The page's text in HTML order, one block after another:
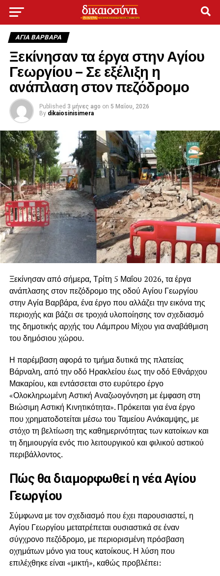
ΑΓΙΑ ΒΑΡΒΑΡΑ
Ξεκίνησαν τα έργα στην Αγίου
Γεωργίου – Σε εξέλιξη η
ανάπλαση στον πεζόδρομο
Published 3 μήνες ago on 5 Μαΐου, 2026
By dikaiosinisimera
Ξεκίνησαν από σήμερα, Τρίτη 5 Μαΐου 2026, τα έργα
ανάπλασης στον πεζόδρομο της οδού Αγίου Γεωργίου
στην Αγία Βαρβάρα, ένα έργο που αλλάζει την εικόνα της
περιοχής και βάζει σε τροχιά υλοποίησης τον σχεδιασμό
της δημοτικής αρχής του Λάμπρου Μίχου για αναβάθμιση
του δημόσιου χώρου.
Η παρέμβαση αφορά το τμήμα δυτικά της πλατείας
Βάρναλη, από την οδό Ηρακλείου έως την οδό Εθνάρχου
Μακαρίου, και εντάσσεται στο ευρύτερο έργο
«Ολοκληρωμένη Αστική Αναζωογόνηση με έμφαση στη
Βιώσιμη Αστική Κινητικότητα». Πρόκειται για ένα έργο
που χρηματοδοτείται μέσω του Ταμείου Ανάκαμψης, με
στόχο τη βελτίωση της καθημερινότητας των κατοίκων και
τη δημιουργία ενός πιο λειτουργικού και φιλικού αστικού
περιβάλλοντος.
Πώς θα διαμορφωθεί η νέα Αγίου
Γεωργίου
Σύμφωνα με τον σχεδιασμό που έχει παρουσιαστεί, η
Αγίου Γεωργίου μετατρέπεται ουσιαστικά σε έναν
σύγχρονο πεζόδρομο, με περιορισμένη πρόσβαση
οχημάτων μόνο για τους κατοίκους. Η λύση που
επιλέχθηκε είναι «μικτή», καθώς προβλέπει: